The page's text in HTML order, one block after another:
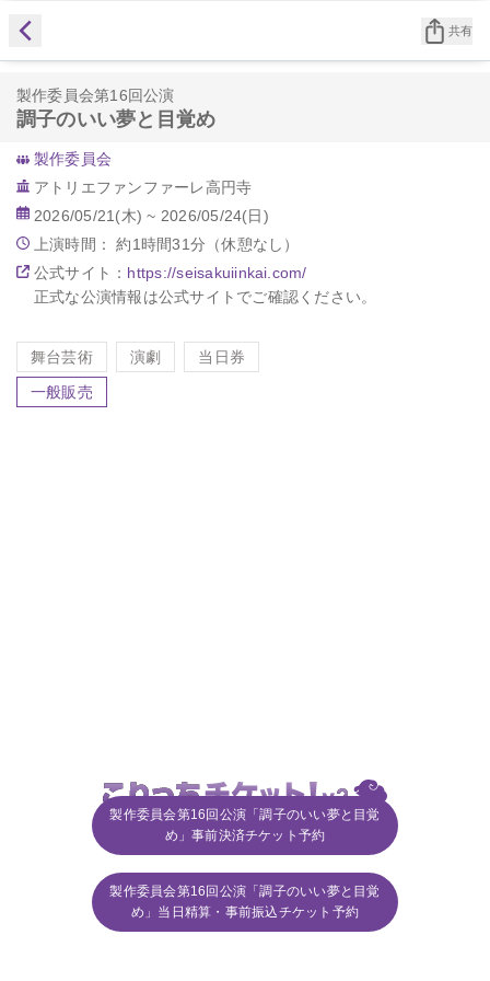
共有
製作委員会第16回公演
調子のいい夢と目覚め
製作委員会
アトリエファンファーレ高円寺
2026/05/21(木) ~ 2026/05/24(日)
上演時間： 約1 時間31分（休憩なし ）
公式サイト： https://seisakuiinkai.com/
正式な公演情報は公式サイトでご確認ください。
舞台芸術 演劇
当日券
一般販売
製作委員会第16回公演「調子のいい夢と目覚
め」事前決済チケット予約
製作委員会第16回公演「調子のいい夢と目覚
め」当日精算・事前振込チケット予約
© CoRich,inc.